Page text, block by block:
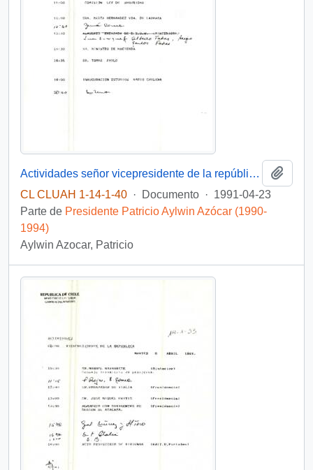
Actividades señor vicepresidente de la república día martes 23 de abril 1991
CL CLUAH 1-14-1-40 · Documento · 1991-04-23
Parte de Presidente Patricio Aylwin Azócar (1990-
1994)
Aylwin Azocar, Patricio